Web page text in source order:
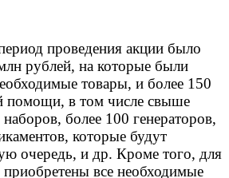
проведения акции было
рублей, на которые были
товары, и более 150
помощи, в том числе свыше
более 100 генераторов,
которые будут
очередь, и др. Кроме того, для
приобретены все необходимые